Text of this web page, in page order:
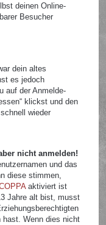
deinen Online-
Besucher
dein altes
es jedoch
auf der Anmelde-
klickst und den
wieder
nicht anmelden!
und das
diese stimmen,
aktiviert ist
Jahre alt bist, musst
hast. Wenn dies nicht